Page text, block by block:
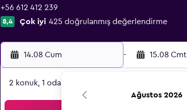
+56 612 412 239
8,4 Çok iyi 425 doğrulanmış değerlendirme
14.08 Cum - 15.08 Cmt
2 konuk, 1 oda
Ağustos 2026